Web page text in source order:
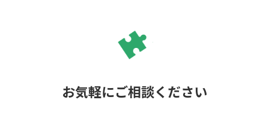
お気軽にご相談ください